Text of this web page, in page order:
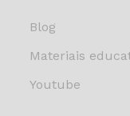
Blog
Materiais
Youtube